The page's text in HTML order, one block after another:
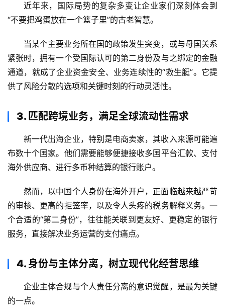
近年来，国际局势的复杂多变让企业家们深刻体会到
“不要把鸡蛋放在一个篮子里”的古老智慧。
当某个主要业务所在国的政策发生突变，或与母国关系
紧张时，拥有一个受国际认可的第二身份及与之绑定的金融
通道，就成了企业资金安全、业务连续性的“救生艇”。它提
供了风险分散的选项和关键时刻的行动灵活性。
3. 匹配跨境业务，满足全球流动性需求
新一代出海企业，特别是电商卖家，其收入来源可能遍
布数十个国家。他们需要能够便捷接收多国平台汇款、支付
海外供应商、进行多币种结算的银行账户。
然而，以中国个人身份在海外开户，正面临越来越严苛
的审核、更高的拒签率，以及令人头疼的税务解释义务。一
个合适的“第二身份”，往往能关联到更友好、更稳定的银行
服务，直接解决业务运营的支付痛点。
4. 身份与主体分离，树立现代化经营思维
企业主体合规与个人责任分离的意识觉醒，是最为关键
的一点。